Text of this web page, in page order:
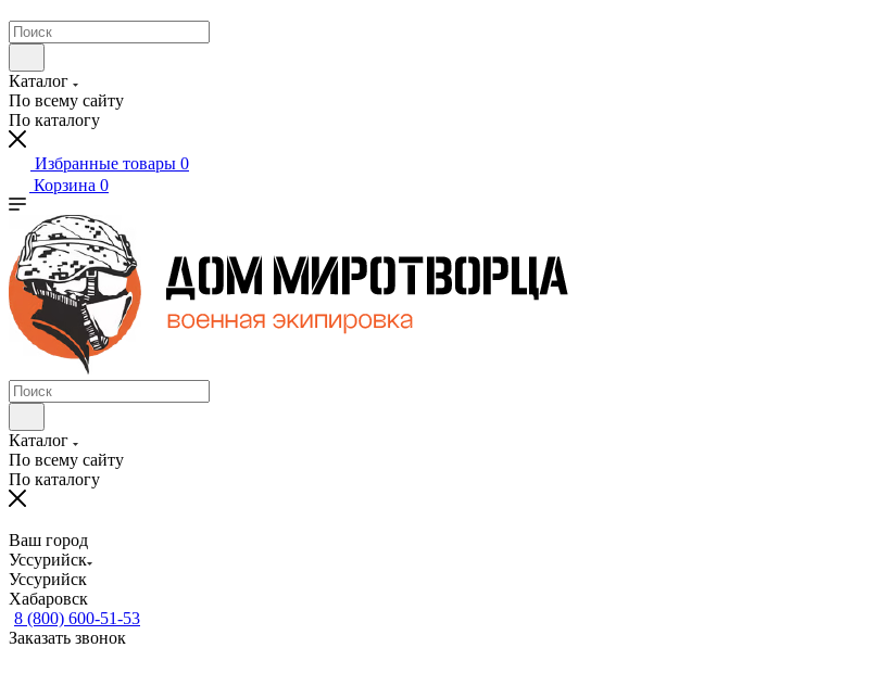
Каталог
По всему сайту
По каталогу
Избранные товары 0
Корзина 0
Каталог
По всему сайту
По каталогу
Ваш город
Уссурийск
Уссурийск
Хабаровск
8 (800) 600-51-53
Заказать звонок